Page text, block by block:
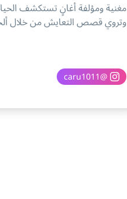
مغنية ومؤلفة أغانٍ تستكشف الحياة
وتروي قصص التعايش من خلال
@
caru1011